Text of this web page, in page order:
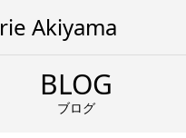
Akiyama
BLOG
ブログ